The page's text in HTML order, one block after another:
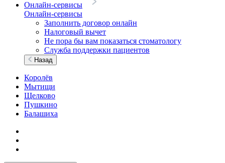
Онлайн-сервисы
Онлайн-сервисы
Заполнить договор онлайн
Налоговый вычет
Не пора бы вам показаться стоматологу
Служба поддержки пациентов
Назад
Королёв
Мытищи
Щелково
Пушкино
Балашиха